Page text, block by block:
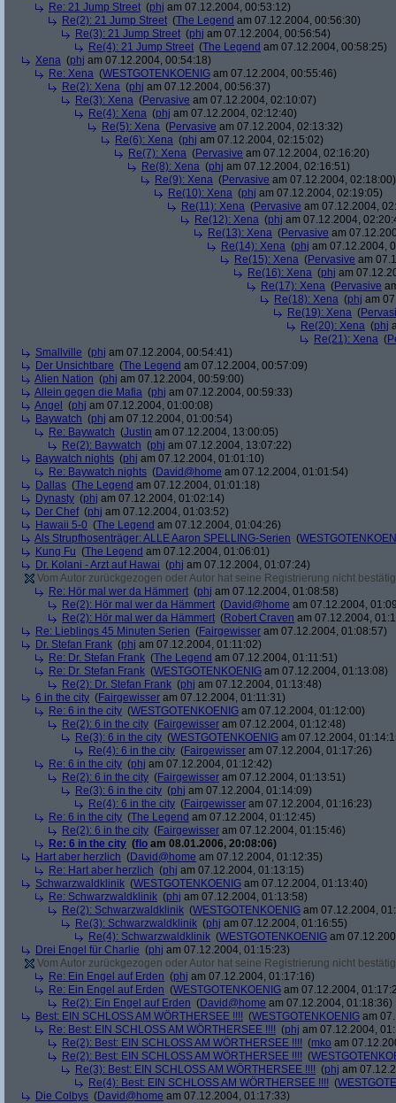
Re: 21 Jump Street (phj am 07.12.2004, 00:53:12)
Re(2): 21 Jump Street (The Legend am 07.12.2004, 00:56:30)
Re(3): 21 Jump Street (phj am 07.12.2004, 00:56:54)
Re(4): 21 Jump Street (The Legend am 07.12.2004, 00:58:25)
Xena (phj am 07.12.2004, 00:54:18)
Re: Xena (WESTGOTENKOENIG am 07.12.2004, 00:55:46)
Re(2): Xena (phj am 07.12.2004, 00:56:37)
Re(3): Xena (Pervasive am 07.12.2004, 02:10:07)
Re(4): Xena (phj am 07.12.2004, 02:12:40)
Re(5): Xena (Pervasive am 07.12.2004, 02:13:32)
Re(6): Xena (phj am 07.12.2004, 02:15:02)
Re(7): Xena (Pervasive am 07.12.2004, 02:16:20)
Re(8): Xena (phj am 07.12.2004, 02:16:51)
Re(9): Xena (Pervasive am 07.12.2004, 02:18:00)
Re(10): Xena (phj am 07.12.2004, 02:19:05)
Re(11): Xena (Pervasive am 07.12.2004,
Re(12): Xena (phj am 07.12.2004,
Re(13): Xena (Pervasive am
Re(14): Xena (phj am 07.12.2004,
Re(15): Xena (Pervasive am
Re(16): Xena (phj am
Re(17): Xena (Pervasive
Re(18): Xena (phj am
Re(19): Xena (
Re(20): Xena (phj
Re(21): Xena (
Smallville (phj am 07.12.2004, 00:54:41)
Der Unsichtbare (The Legend am 07.12.2004, 00:57:09)
Alien Nation (phj am 07.12.2004, 00:59:00)
Allein gegen die Mafia (phj am 07.12.2004, 00:59:33)
Angel
(phj am 07.12.2004, 01:00:08)
Baywatch (phj am 07.12.2004, 01:00:54)
Re: Baywatch (Justin am 07.12.2004, 13:00:05)
Re(2): Baywatch (phj am 07.12.2004, 13:07:22)
Baywatch nights (phj am 07.12.2004, 01:01:10)
Re: Baywatch nights (David@home am 07.12.2004, 01:01:54)
Dallas (The Legend am 07.12.2004, 01:01:18)
Dynasty (phj am 07.12.2004, 01:02:14)
Der Chef(phj am 07.12.2004, 01:03:52)
Hawaii 5-0 (The Legend am 07.12.2004, 01:04:26)
Als Strupfhosenträger: ALLE Aaron SPELLING-Serien (
Kung Fu (The Legend am 07.12.2004, 01:06:01)
Dr. Kolani - Arzt auf Hawai (phj am 07.12.2004, 01:07:24)
Vom Autor zurückgezogen oder Autor hat seine Registrierung nicht
Re: Hör mal wer da Hämmert (phj am 07.12.2004, 01:08:58)
Re(2): Hör mal wer da Hämmert (David@home am 07.12.2004,
Re(2): Hör mal wer da Hämmert (Robert Craven am 07.12.2004,
Re: Lieblings 45 Minuten Serien (Fairgewisser am 07.12.2004, 01:08:57)
Dr. Stefan Frank (phj am 07.12.2004, 01:11:02)
Re: Dr. Stefan Frank (The Legend am 07.12.2004, 01:11:51)
Re: Dr. Stefan Frank (WESTGOTENKOENIG am 07.12.2004, 01:13:08)
Re(2): Dr. Stefan Frank (phj am 07.12.2004, 01:13:48)
6 in the city (Fairgewisser am 07.12.2004, 01:11:31)
Re: 6 in the city (WESTGOTENKOENIG am 07.12.2004, 01:12:00)
Re(2): 6 in the city (Fairgewisser am 07.12.2004, 01:12:48)
Re(3): 6 in the city (WESTGOTENKOENIG am 07.12.2004,
Re(4): 6 in the city (Fairgewisser am 07.12.2004, 01:17:26)
Re: 6 in the city (phj am 07.12.2004, 01:12:42)
Re(2): 6 in the city (Fairgewisser am 07.12.2004, 01:13:51)
Re(3): 6 in the city (phj am 07.12.2004, 01:14:09)
Re(4): 6 in the city (Fairgewisser am 07.12.2004, 01:16:23)
Re: 6 in the city (The Legend am 07.12.2004, 01:12:45)
Re(2): 6 in the city (Fairgewisser am 07.12.2004, 01:15:46)
Re: 6 in the city (flo am 08.01.2006, 20:08:06)
Hart aber herzlich (David@home am 07.12.2004, 01:12:35)
Re: Hart aber herzlich (phj am 07.12.2004, 01:13:15)
Schwarzwaldklinik (WESTGOTENKOENIG am 07.12.2004, 01:13:40)
Re: Schwarzwaldklinik (phj am 07.12.2004, 01:13:58)
Re(2): Schwarzwaldklinik (WESTGOTENKOENIG am 07.12.2004,
Re(3): Schwarzwaldklinik (phj am 07.12.2004, 01:16:55)
Re(4): Schwarzwaldklinik (WESTGOTENKOENIG am
Drei Engel für Charlie (phj am 07.12.2004, 01:15:23)
Vom Autor zurückgezogen oder Autor hat seine Registrierung nicht
Re: Ein Engel auf Erden (phj am 07.12.2004, 01:17:16)
Re: Ein Engel auf Erden (WESTGOTENKOENIG am 07.12.2004,
Re(2): Ein Engel auf Erden (David@home am 07.12.2004, 01:18:36)
Best: EIN SCHLOSS AM WÖRTHERSEE !!!! (WESTGOTENKOENIG am
Re: Best: EIN SCHLOSS AM WÖRTHERSEE !!!! (phj am 07.12.2004,
Re(2): Best: EIN SCHLOSS AM WÖRTHERSEE !!!! (mko am
Re(2): Best: EIN SCHLOSS AM WÖRTHERSEE !!!! (
Re(3): Best: EIN SCHLOSS AM WÖRTHERSEE !!!! (phj am
Re(4): Best: EIN SCHLOSS AM WÖRTHERSEE !!!! (
Die Colbys (David@home am 07.12.2004, 01:17:33)